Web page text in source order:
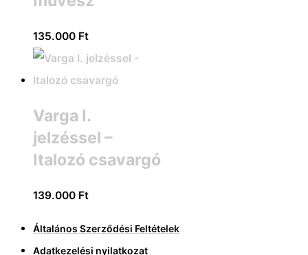
135.000 Ft
Varga I.
jelzéssel –
Italozó csavargó
139.000 Ft
Általános Szerződési Feltételek
Adatkezelési nyilatkozat